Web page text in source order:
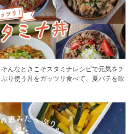
んなときこそスタミナレシピで元気をチ
り使う丼をガッツリ食べて、夏バテを吹